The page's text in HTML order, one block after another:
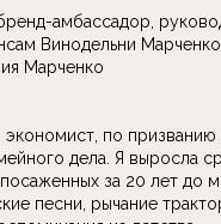
амбассадор,
Винодельни
Марченко
по призванию
дела. Я выросла
за 20 лет до
песни, рычание